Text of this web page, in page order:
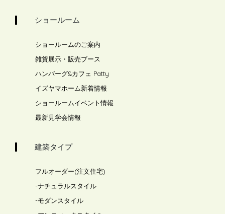
ショールーム
ショールームのご案内
雑貨展示・販売ブース
ハンバーグ&カフェ Patty
イズヤマホーム新着情報
ショールームイベント情報
最新見学会情報
建築タイプ
フルオーダー(注文住宅)
-ナチュラルスタイル
-モダンスタイル